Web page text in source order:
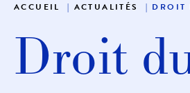
ACCUEIL ACTUALITÉS DROIT
Droit